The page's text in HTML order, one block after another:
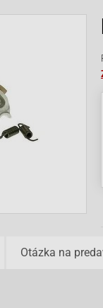
Otázka na